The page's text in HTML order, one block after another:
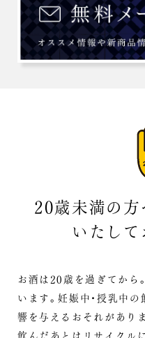
20歳未満の方
いたして
お酒は20歳を過ぎてから
います。 妊娠中・授乳中の
響を与えるおそれがありま
飲んだあとはリサイクル